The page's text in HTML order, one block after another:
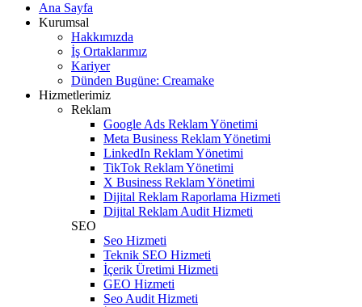
Ana Sayfa
Kurumsal
Hakkımızda
İş Ortaklarımız
Kariyer
Dünden Bugüne: Creamake
Hizmetlerimiz
Reklam
Google Ads Reklam Yönetimi
Meta Business Reklam Yönetimi
LinkedIn Reklam Yönetimi
TikTok Reklam Yönetimi
X Business Reklam Yönetimi
Dijital Reklam Raporlama Hizmeti
Dijital Reklam Audit Hizmeti
SEO
Seo Hizmeti
Teknik SEO Hizmeti
İçerik Üretimi Hizmeti
GEO Hizmeti
Seo Audit Hizmeti